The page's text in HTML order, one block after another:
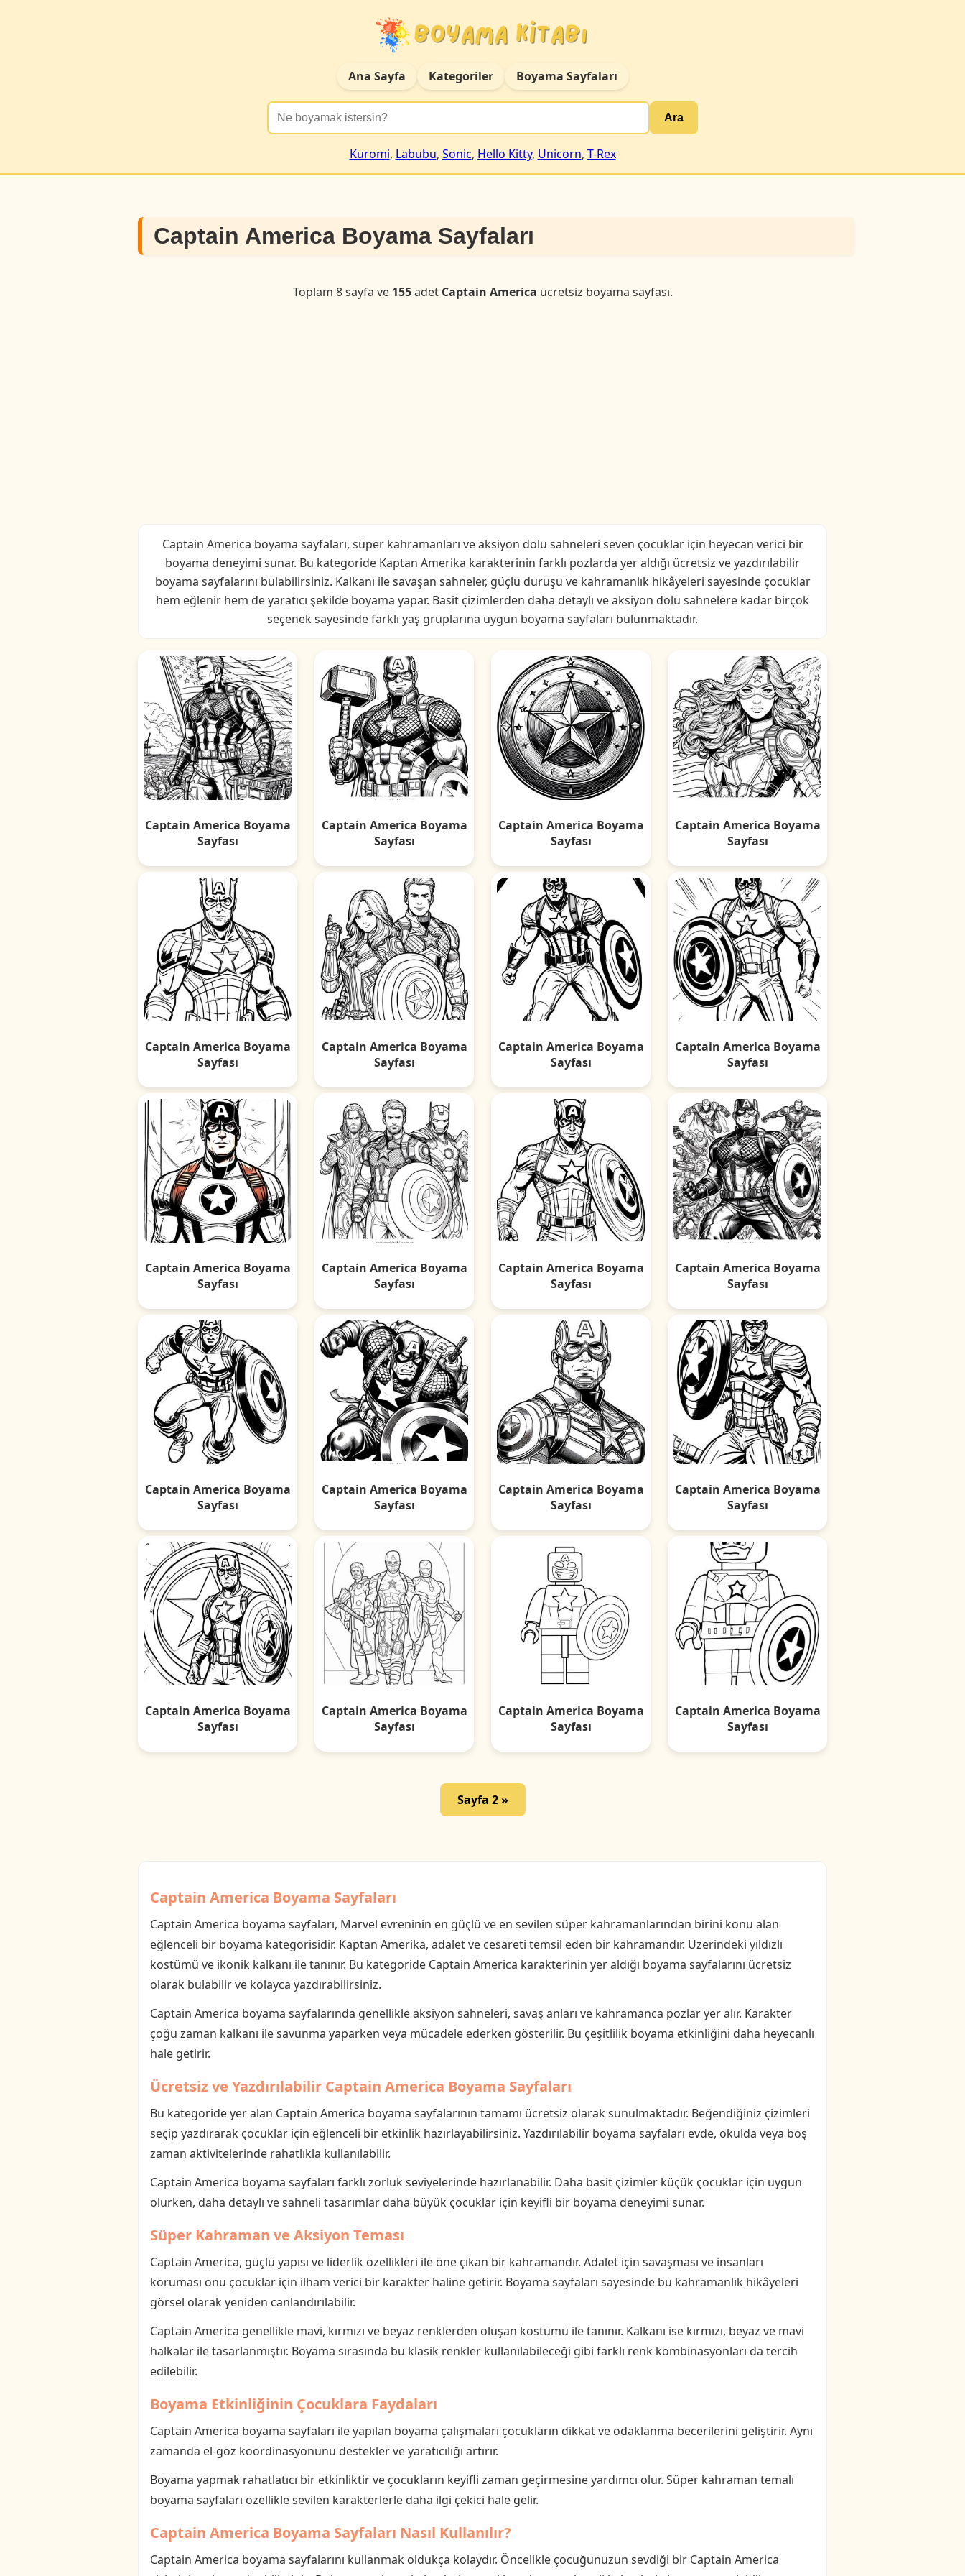
Ana Sayfa Kategoriler Boyama Sayfaları
Ara
Kuromi, Labubu, Sonic, Hello Kitty, Unicorn, T-Rex
Captain America Boyama Sayfaları
Toplam 8 sayfa ve 155adet Captain America ücretsiz boyama sayfası.
Captain America boyama sayfaları, süper kahramanları ve aksiyon dolu sahneleri seven çocuklar için heyecan verici bir
boyama deneyimi sunar. Bu kategoride Kaptan Amerika karakterinin farklı pozlarda yer aldığı ücretsiz ve yazdırılabilir
boyama sayfalarını bulabilirsiniz. Kalkanı ile savaşan sahneler, güçlü duruşu ve kahramanlık hikâyeleri sayesinde çocuklar
hem eğlenir hem de yaratıcı şekilde boyama yapar. Basit çizimlerden daha detaylı ve aksiyon dolu sahnelere kadar birçok
seçenek sayesinde farklı yaş gruplarına uygun boyama sayfaları bulunmaktadır.
Captain America Boyama
Sayfası
Captain America Boyama
Sayfası
Captain America Boyama
Sayfası
Captain America Boyama
Sayfası
Captain America Boyama
Sayfası
Captain America Boyama
Sayfası
Captain America Boyama
Sayfası
Captain America Boyama
Sayfası
Captain America Boyama
Sayfası
Captain America Boyama
Sayfası
Captain America Boyama
Sayfası
Captain America Boyama
Sayfası
Captain America Boyama
Sayfası
Captain America Boyama
Sayfası
Captain America Boyama
Sayfası
Captain America Boyama
Sayfası
Captain America Boyama
Sayfası
Captain America Boyama
Sayfası
Captain America Boyama
Sayfası
Captain America Boyama
Sayfası
Sayfa 2 »
Captain America Boyama Sayfaları
Captain America boyama sayfaları, Marvel evreninin en güçlü ve en sevilen süper kahramanlarından birini konu alan
eğlenceli bir boyama kategorisidir. Kaptan Amerika, adalet ve cesareti temsil eden bir kahramandır. Üzerindeki yıldızlı
kostümü ve ikonik kalkanı ile tanınır. Bu kategoride Captain America karakterinin yer aldığı boyama sayfalarını ücretsiz
olarak bulabilir ve kolayca yazdırabilirsiniz.
Captain America boyama sayfalarında genellikle aksiyon sahneleri, savaş anları ve kahramanca pozlar yer alır. Karakter
çoğu zaman kalkanı ile savunma yaparken veya mücadele ederken gösterilir. Bu çeşitlilik boyama etkinliğini daha heyecanlı
hale getirir.
Ücretsiz ve Yazdırılabilir Captain America Boyama Sayfaları
Bu kategoride yer alan Captain America boyama sayfalarının tamamı ücretsiz olarak sunulmaktadır. Beğendiğiniz çizimleri
seçip yazdırarak çocuklar için eğlenceli bir etkinlik hazırlayabilirsiniz. Yazdırılabilir boyama sayfaları evde, okulda veya boş
zaman aktivitelerinde rahatlıkla kullanılabilir.
Captain America boyama sayfaları farklı zorluk seviyelerinde hazırlanabilir. Daha basit çizimler küçük çocuklar için uygun
olurken, daha detaylı ve sahneli tasarımlar daha büyük çocuklar için keyifli bir boyama deneyimi sunar.
Süper Kahraman ve Aksiyon Teması
Captain America, güçlü yapısı ve liderlik özellikleri ile öne çıkan bir kahramandır. Adalet için savaşması ve insanları
koruması onu çocuklar için ilham verici bir karakter haline getirir. Boyama sayfaları sayesinde bu kahramanlık hikâyeleri
görsel olarak yeniden canlandırılabilir.
Captain America genellikle mavi, kırmızı ve beyaz renklerden oluşan kostümü ile tanınır. Kalkanı ise kırmızı, beyaz ve mavi
halkalar ile tasarlanmıştır. Boyama sırasında bu klasik renkler kullanılabileceği gibi farklı renk kombinasyonları da tercih
edilebilir.
Boyama Etkinliğinin Çocuklara Faydaları
Captain America boyama sayfaları ile yapılan boyama çalışmaları çocukların dikkat ve odaklanma becerilerini geliştirir. Aynı
zamanda el-göz koordinasyonunu destekler ve yaratıcılığı artırır.
Boyama yapmak rahatlatıcı bir etkinliktir ve çocukların keyifli zaman geçirmesine yardımcı olur. Süper kahraman temalı
boyama sayfaları özellikle sevilen karakterlerle daha ilgi çekici hale gelir.
Captain America Boyama Sayfaları Nasıl Kullanılır?
Captain America boyama sayfalarını kullanmak oldukça kolaydır. Öncelikle çocuğunuzun sevdiği bir Captain America